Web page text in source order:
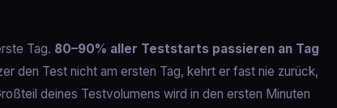
Tag. 80–90% aller Teststarts passieren an Tag
den Test nicht am ersten Tag, kehrt er fast nie zurück,
deines Testvolumens wird in den ersten Minuten